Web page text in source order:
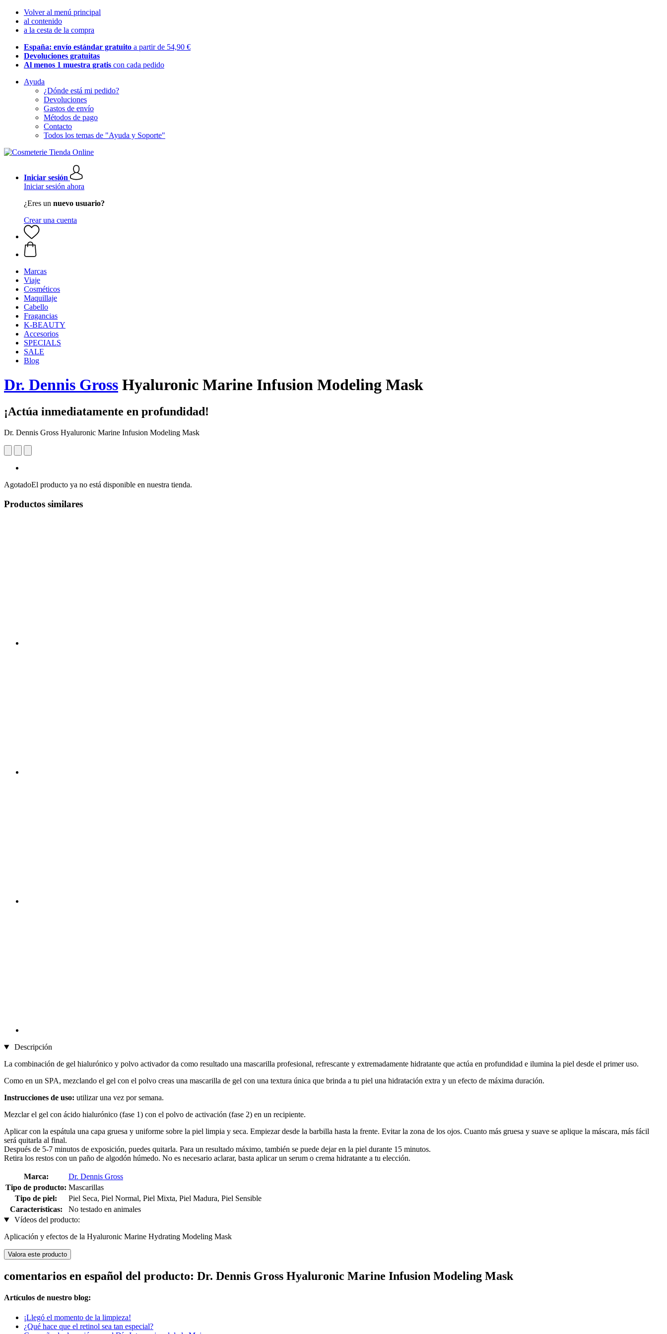
Volver al menú principal
al contenido
a la cesta de la compra
España: envío estándar gratuito a partir de 54,90 €
Devoluciones gratuitas
Al menos 1 muestra gratis con cada pedido
Ayuda
¿Dónde está mi pedido?
Devoluciones
Gastos de envío
Métodos de pago
Contacto
Todos los temas de "Ayuda y Soporte"
Iniciar sesión
Iniciar sesión ahora
¿Eres un nuevo usuario?
Crear una cuenta
Marcas
Viaje
Cosméticos
Maquillaje
Cabello
Fragancias
K-BEAUTY
Accesorios
SPECIALS
SALE
Blog
Dr. Dennis Gross Hyaluronic Marine Infusion Modeling Mask
¡Actúa inmediatamente en profundidad!
Dr. Dennis Gross Hyaluronic Marine Infusion Modeling Mask
AgotadoEl producto ya no está disponible en nuestra tienda.
Productos similares
Descripción
La combinación de gel hialurónico y polvo activador da como resultado una mascarilla profesional, refrescante y extremadamente hidratante que actúa en profundidad e ilumina la piel desde el primer uso.
Como en un SPA, mezclando el gel con el polvo creas una mascarilla de gel con una textura única que brinda a tu piel una hidratación extra y un efecto de máxima duración.
Instrucciones de uso: utilizar una vez por semana.
Mezclar el gel con ácido hialurónico (fase 1) con el polvo de activación (fase 2) en un recipiente.
Aplicar con la espátula una capa gruesa y uniforme sobre la piel limpia y seca. Empiezar desde la barbilla hasta la frente. Evitar la zona de los ojos. Cuanto más gruesa y suave se aplique la máscara, más fácil
será quitarla al final.
Después de 5-7 minutos de exposición, puedes quitarla. Para un resultado máximo, también se puede dejar en la piel durante 15 minutos.
Retira los restos con un paño de algodón húmedo. No es necesario aclarar, basta aplicar un serum o crema hidratante a tu elección.
Marca:
Dr. Dennis Gross
Tipo de producto: Mascarillas
Tipo de piel:
Piel Seca, Piel Normal, Piel Mixta, Piel Madura, Piel Sensible
Características:
No testado en animales
Vídeos del producto:
Aplicación y efectos de la Hyaluronic Marine Hydrating Modeling Mask
Valora este producto
comentarios en español del producto: Dr. Dennis Gross Hyaluronic Marine Infusion Modeling Mask
Artículos de nuestro blog:
¡Llegó el momento de la limpieza!
¿Qué hace que el retinol sea tan especial?